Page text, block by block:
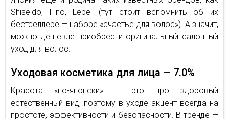
Shiseido, Fino, Lebel (тут стоит вспомнить об их
бестселлере — наборе «счастье для волос»). А значит,
можно дешевле приобрести оригинальный салонный
уход для волос.
Уходовая косметика для лица — 7.0%
Красота «по-японски» — это про здоровый
естественный вид, поэтому в уходе акцент всегда на
простоте, эффективности и безопасности. В тренде —